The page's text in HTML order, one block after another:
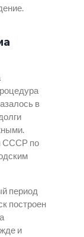
в
СССР по
период
построен
и